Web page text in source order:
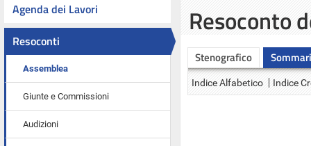
Agenda dei Lavori
Resoconti
Assemblea
Giunte e Commissioni
Audizioni
Resoconto
Stenografico
Indice Alfabetico Indice